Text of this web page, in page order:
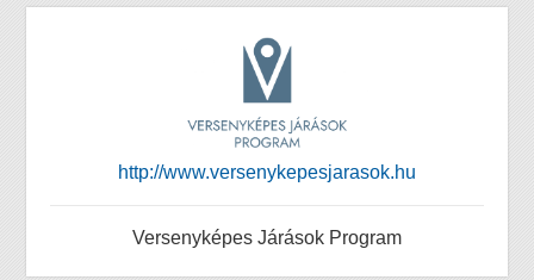
http://www.versenykepesjarasok.hu
Versenyképes Járások Program